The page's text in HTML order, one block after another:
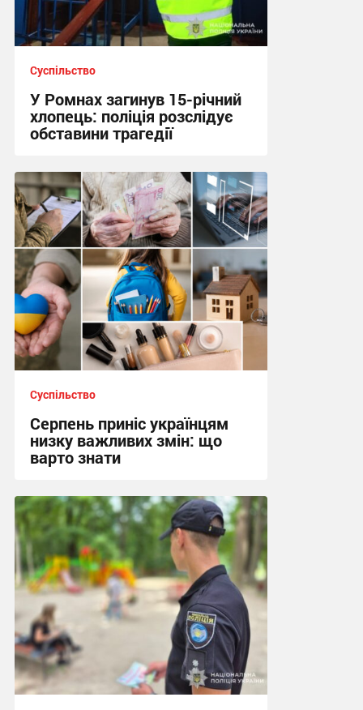
Суспільство
У Ромнах загинув 15-річний
хлопець: поліція розслідує
обставини трагедії
10:13, 5.08.2026
Суспільство
Серпень приніс українцям
низку важливих змін: що
варто знати
22:18, 2.08.2026